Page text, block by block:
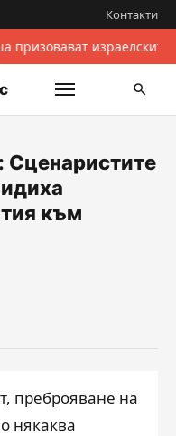
Контакти
призовават
към
преброяване на
някаква